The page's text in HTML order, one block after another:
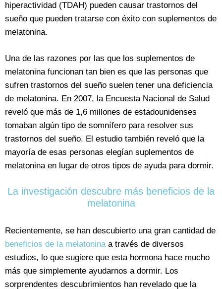
hiperactividad (TDAH) pueden causar trastornos del
sueño que pueden tratarse con éxito con suplementos de
melatonina.
Una de las razones por las que los suplementos de
melatonina funcionan tan bien es que las personas que
sufren trastornos del sueño suelen tener una deficiencia
de melatonina. En 2007, la Encuesta Nacional de Salud
reveló que más de 1,6 millones de estadounidenses
tomaban algún tipo de somnífero para resolver sus
trastornos del sueño. El estudio también reveló que la
mayoría de esas personas elegían suplementos de
melatonina en lugar de otros tipos de ayuda para dormir.
La investigación descubre más beneficios de la
melatonina
Recientemente, se han descubierto una gran cantidad de
beneficios de la melatoninaa través de diversos
estudios, lo que sugiere que esta hormona hace mucho
más que simplemente ayudarnos a dormir. Los
sorprendentes descubrimientos han revelado que la